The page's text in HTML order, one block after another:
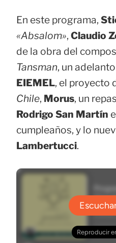
En este programa,
«Absalom», Claudio
de la obra del
Tansman, un
EIEMEL, el proyecto
Chile, Morus, un
Rodrigo San Martín
cumpleaños, y lo
Lambertucci.